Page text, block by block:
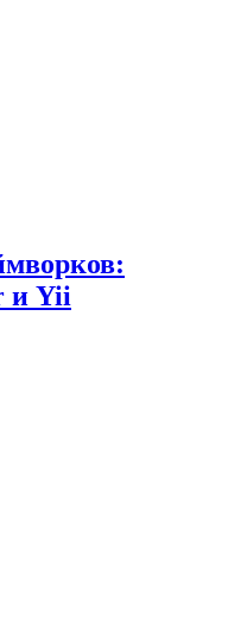
и Yii